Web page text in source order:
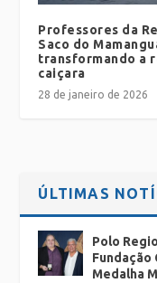
Professores da
Saco do
transformando a
caiçara
28 de janeiro de 2026
ÚLTIMAS
Polo
Fundação
Medalha